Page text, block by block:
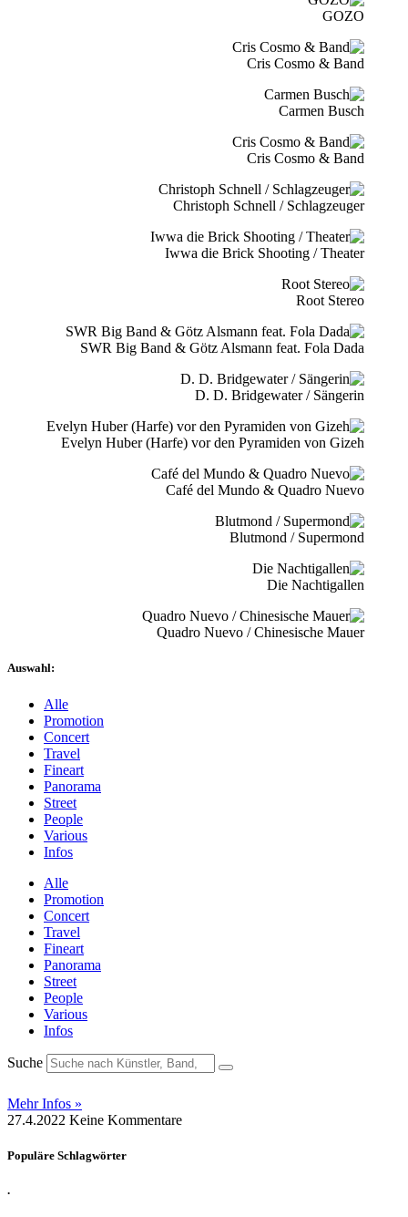
GOZO
Cris Cosmo & Band
Carmen Busch
Cris Cosmo & Band
Christoph Schnell / Schlagzeuger
Iwwa die Brick Shooting / Theater
Root Stereo
SWR Big Band & Götz Alsmann feat. Fola Dada
D. D. Bridgewater / Sängerin
Evelyn Huber (Harfe) vor den Pyramiden von Gizeh
Café del Mundo & Quadro Nuevo
Blutmond / Supermond
Die Nachtigallen
Quadro Nuevo / Chinesische Mauer
Auswahl:
Alle
Promotion
Concert
Travel
Fineart
Panorama
Street
People
Various
Infos
Alle
Promotion
Concert
Travel
Fineart
Panorama
Street
People
Various
Infos
Suche
Mehr Infos »
27.4.2022 Keine Kommentare
Populäre Schlagwörter
.